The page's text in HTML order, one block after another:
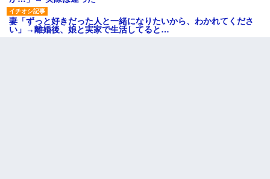
妻「ずっと好きだった人と一緒になりたいから、わかれてくださ
い」→離婚後、娘と実家で生活してると…